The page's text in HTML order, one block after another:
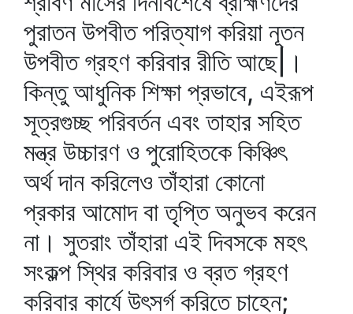
পুরাতন উপবীত পরিত্যাগ করিয়া নূতন
উপবীত গ্রহণ করিবার রীতি আছে|।
কিন্তু আধুনিক শিক্ষা প্রভাবে, এইরূপ
সূত্রগুচ্ছ পরিবর্তন এবং তাহার সহিত
মন্ত্র উচ্চারণ ও পুরোহিতকে কিঞ্চিৎ
অর্থ দান করিলেও তাঁহারা কোনো
প্রকার আমোদ বা তৃপ্তি অনুভব করেন
না। সুতরাং তাঁহারা এই দিবসকে মহৎ
সংকল্প স্থির করিবার ও ব্রত গ্রহণ
করিবার কার্যে উৎসর্গ করিতে চাহেন;